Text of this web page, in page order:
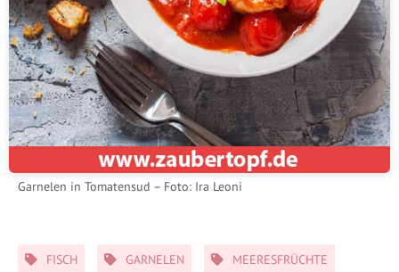
Garnelen in Tomatensud – Foto: Ira Leoni
Schlagwörter
FISCH GARNELEN MEERESFRÜCHTE